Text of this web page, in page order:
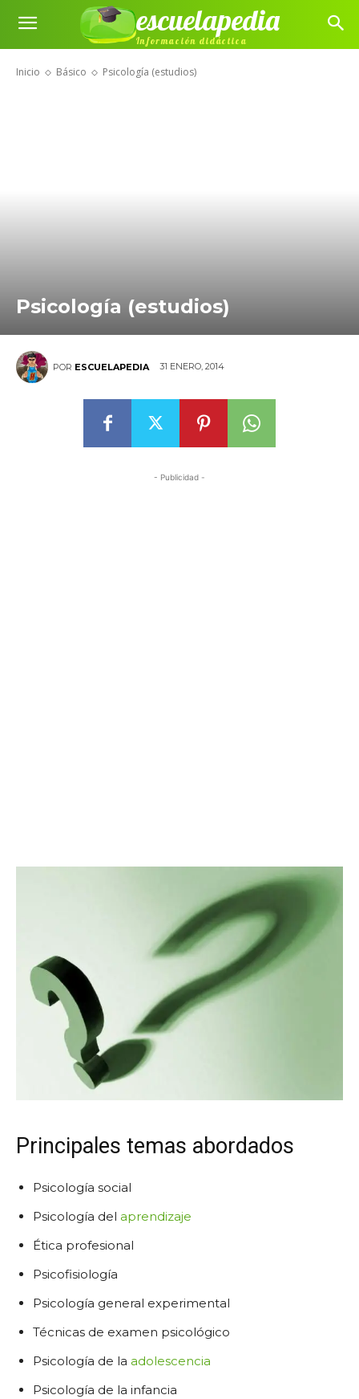
escuelapedia
Información didáctica
Inicio Básico Psicología (estudios)
Psicología (estudios)
POR ESCUELAPEDIA 31 ENERO, 2014
- Publicidad -
Principales temas abordados
Psicología social
Psicología del aprendizaje
Ética profesional
Psicofisiología
Psicología general experimental
Técnicas de examen psicológico
Psicología de la adolescencia
Psicología de la infancia